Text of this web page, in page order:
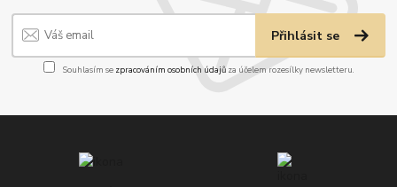
Přihlásit se
Souhlasím se zpracováním osobních údajůza účelem rozesílky newsletteru.